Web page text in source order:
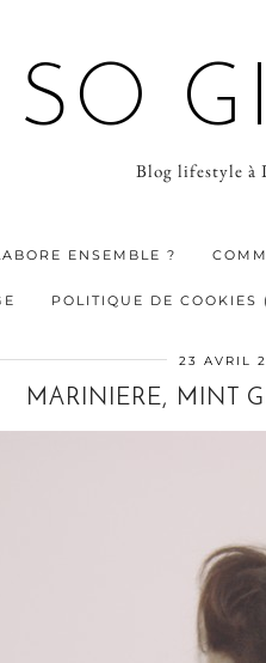
SO
Blog lifestyle à
ENSEMBLE ?
POLITIQUE DE COOKIES
23 AVRIL
MARINIERE, MINT